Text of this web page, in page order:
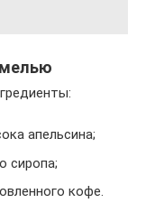
апельсина;
сиропа;
кофе.